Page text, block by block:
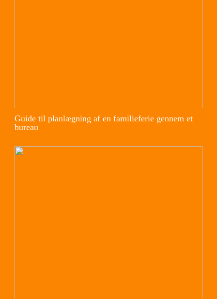
Guide til planlægning af en familieferie gennem et
bureau